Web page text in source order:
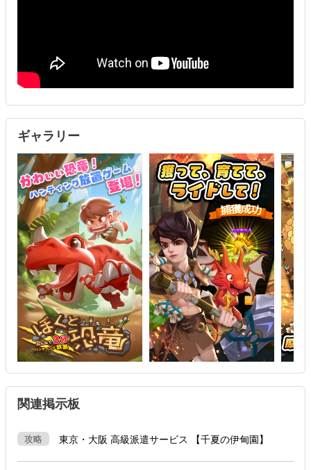
冒険しよう！
■結婚して子供を産めば家族全員が仕事に行く
■カジュアルな放置、簡単なゲーム
にハンティング！その名もハンティング放置！
■装備を手に入れろ
難しい設定が分からない？このゲームならボタン一つで最適最強装
備を付けられます！
■戦いの神 蛮族の戦い
戦争の山、ドラゴンの塔、様々なコンテンツで常に全力で挑もう！
■ギルドバトル
大丈夫、家族で集まれば巨大なレイド恐竜だって怖くない！家族で
団結して戦おう！
■推奨環境
推奨ブラウザ：Safari / Chrome / Edge / Firefox 最新バージョンに
て動作検証済み
ギャラリー
関連掲示板
攻略 東京・大阪 高級派遣サービス 【千夏の伊甸園】